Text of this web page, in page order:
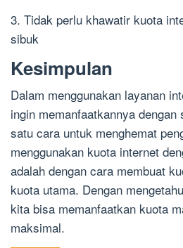
3. Tidak perlu khawatir kuota
sibuk
Kesimpulan
Dalam menggunakan layanan
ingin memanfaatkannya
satu cara untuk menghemat
menggunakan kuota internet
adalah dengan cara membuat
kuota utama. Dengan
kita bisa memanfaatkan kuota
maksimal.